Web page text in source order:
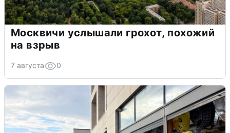
Москвичи услышали грохот, похожий
на взрыв
7 августа 0